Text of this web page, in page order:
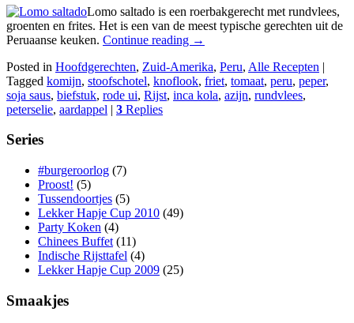
Lomo saltado is een roerbakgerecht met rundvlees,
groenten en frites. Het is een van de meest typische gerechten uit de
Peruaanse keuken. Continue reading →
Posted in Hoofdgerechten, Zuid-Amerika, Peru, Alle Recepten |
Tagged komijn, stoofschotel, knoflook, friet, tomaat, peru, peper,
soja saus, biefstuk, rode ui, Rijst, inca kola, azijn, rundvlees,
peterselie, aardappel | 3 Replies
Series
#burgeroorlog (7)
Proost! (5)
Tussendoortjes (5)
Lekker Hapje Cup 2010 (49)
Party Koken (4)
Chinees Buffet (11)
Indische Rijsttafel (4)
Lekker Hapje Cup 2009 (25)
Smaakjes